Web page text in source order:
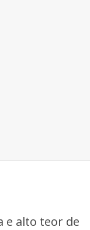
e alto teor de